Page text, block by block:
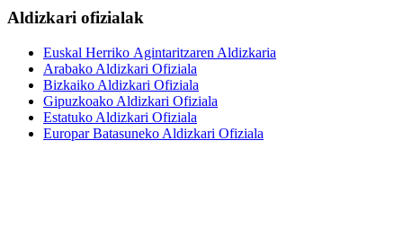
Aldizkari ofizialak
Euskal Herriko Agintaritzaren Aldizkaria
Arabako Aldizkari Ofiziala
Bizkaiko Aldizkari Ofiziala
Gipuzkoako Aldizkari Ofiziala
Estatuko Aldizkari Ofiziala
Europar Batasuneko Aldizkari Ofiziala